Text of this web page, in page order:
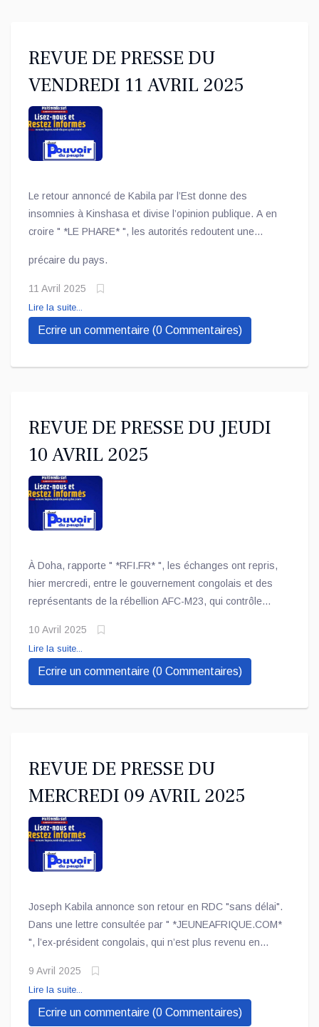
REVUE DE PRESSE DU
VENDREDI 11 AVRIL 2025
Le retour annoncé de Kabila par l’Est donne des
insomnies à Kinshasa et divise l’opinion publique. A en
croire " *LE PHARE* ", les autorités redoutent une
Pour l’heure, Kinshasa garde un œil sur Doha et un
autre sur Goma, conscient que le retour de l’ancien
président pourrait faire basculer l’équilibre
précaire du pays.
11 Avril 2025
Lire la suite...
Ecrire un commentaire (0 Commentaires)
REVUE DE PRESSE DU JEUDI
10 AVRIL 2025
À Doha, rapporte " *RFI.FR* ", les échanges ont repris,
hier mercredi, entre le gouvernement congolais et des
représentants de la rébellion AFC-M23, qui contrôle
deuxième session de discussions après celle de la
semaine dernière. Mais elle n'a donné lieu à aucune
communication officielle. Le Qatar laisse planer le
10 Avril 2025
Lire la suite...
Ecrire un commentaire (0 Commentaires)
REVUE DE PRESSE DU
MERCREDI 09 AVRIL 2025
Joseph Kabila annonce son retour en RDC "sans délai".
Dans une lettre consultée par " *JEUNEAFRIQUE.COM*
", l’ex-président congolais, qui n’est plus revenu en
rentrer « par la partie orientale ».
9 Avril 2025
Lire la suite...
Ecrire un commentaire (0 Commentaires)